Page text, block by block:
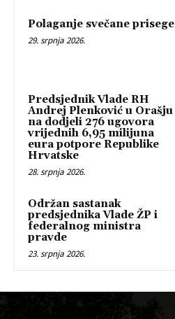
Polaganje svečane prisege
29. srpnja 2026.
Predsjednik Vlade RH
Andrej Plenković u Orašju
na dodjeli 276 ugovora
vrijednih 6,95 milijuna
eura potpore Republike
Hrvatske
28. srpnja 2026.
Održan sastanak
predsjednika Vlade ŽP i
federalnog ministra
pravde
23. srpnja 2026.